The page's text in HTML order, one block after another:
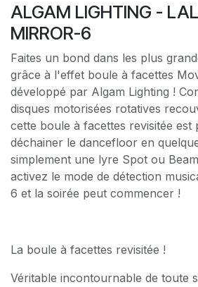
ALGAM LIGHTING -
MIRROR-6
Faites un bond dans les plus
grâce à l'effet boule à facettes
développé par Algam Lighting !
disques motorisées rotatives
cette boule à facettes revisitée est
déchainer le dancefloor en
simplement une lyre Spot ou
activez le mode de détection
6 et la soirée peut commencer !
La boule à facettes revisitée !
Véritable incontournable de toute